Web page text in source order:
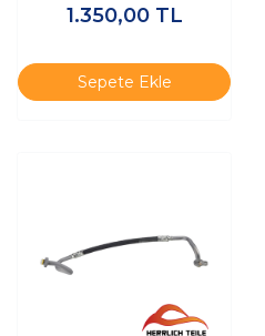
1.350,00 TL
Sepete Ekle